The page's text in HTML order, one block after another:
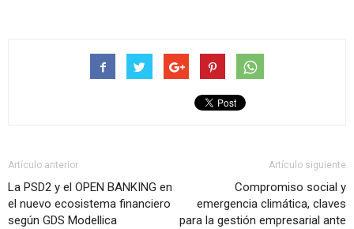
Artículo anterior
La PSD2 y el OPEN BANKING en
el nuevo ecosistema financiero
según GDS Modellica
Artículo siguiente
Compromiso social y
emergencia climática, claves
para la gestión empresarial ante